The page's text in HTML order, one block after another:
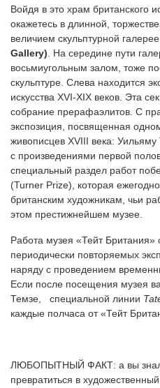
Войдя в это храм британского
окажетесь в длинной,
величием скульптурной
Gallery) . На середине пути
восьмиугольным залом, тоже
скульптуре. Слева находится
искусства XVI-XIX веков. Эта
собрание прерафаэлитов. С
экспозиция, посвященная
живописцев XVIII века:
с произведениями первой
специальный раздел работ
(Turner Prize), которая
британским художникам, чьи
этом престижнейшем музее.
Работа музея «Тейт Британия»
периодически повторяемых
наряду с проведением
Если после посещения музея
Темзе, специальной линии
каждые полчаса от «Тейт
ЛЮБОПЫТНЫЙ ФАКТ: а вы
превратиться в